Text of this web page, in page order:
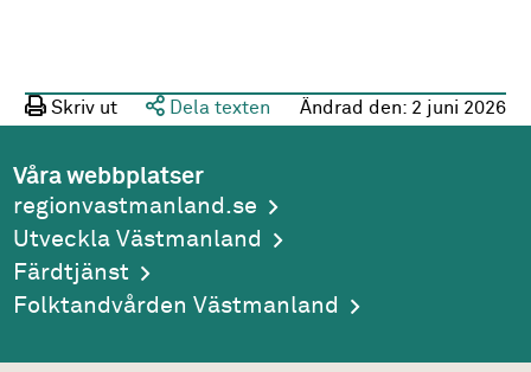
Skriv ut Dela texten Ändrad den: 2 juni 2026
Våra webbplatser
regionvastmanland.se
Utveckla Västmanland
Färdtjänst
Folktandvården Västmanland